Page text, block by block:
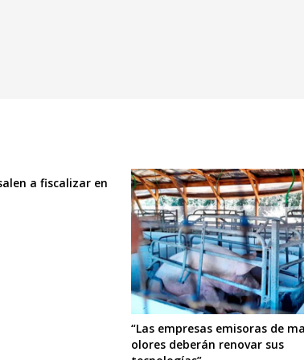
a fiscalizar en
“Las empresas emisoras de
olores deberán renovar sus